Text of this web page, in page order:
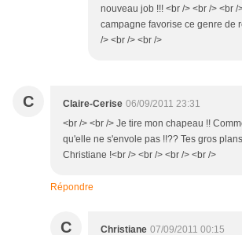
nouveau job !!! <br /> <br /> <br /
campagne favorise ce genre de
/> <br /> <br />
C Claire-Cerise 06/09/2011 23:31
<br /> <br /> Je tire mon chapeau !!
qu'elle ne s'envole pas !!?? Tes gros
Christiane !<br /> <br /> <br /> <br />
Répondre
C Christiane 07/09/2011 00:15